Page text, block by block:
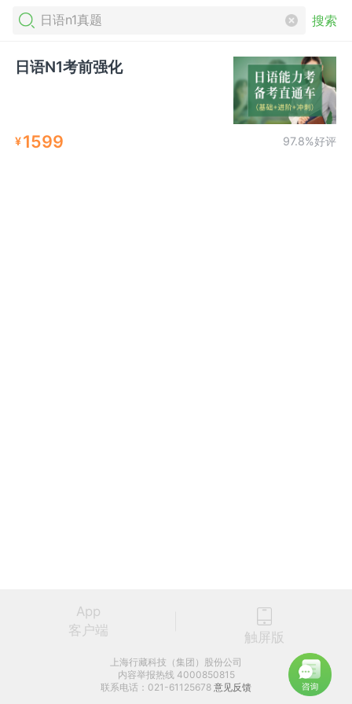
搜索
日语N1考前强化
¥1599 97.8%好评
App
客户端
触屏版
上海行藏科技（集团）股份公司
内容举报热线 4000850815
联系电话：021-61125678 意见反馈